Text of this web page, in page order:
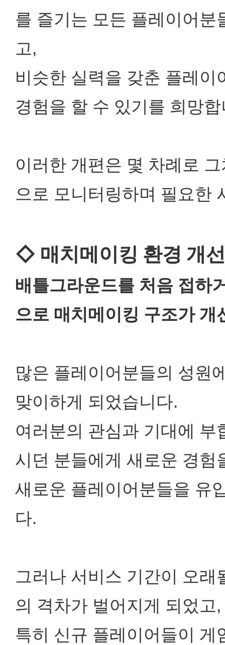
를 즐기는 모든 플레이어
고,
비슷한 실력을 갖춘 플레
경험을 할 수 있기를 희망
이러한 개편은 몇 차례로
으로 모니터링하며 필요한
◇ 매치메이킹 환경 개선
배틀그라운드를 처음 접하
으로 매치메이킹 구조가 개
많은 플레이어분들의 성원
맞이하게 되었습니다.
여러분의 관심과 기대에
시던 분들에게 새로운 경험
새로운 플레이어분들을 유
다.
그러나 서비스 기간이 오
의 격차가 벌어지게 되었고,
특히 신규 플레이어들이